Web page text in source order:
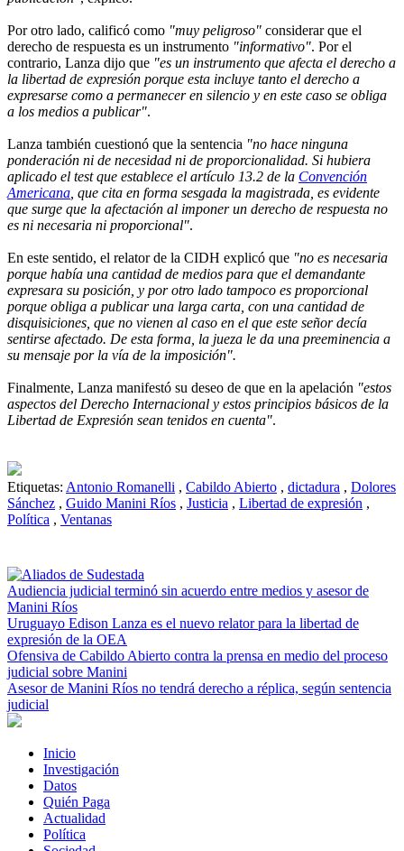
Por otro lado, calificó como "muy peligroso" considerar que el
derecho de respuesta es un instrumento "informativo". Por el
contrario, Lanza dijo que "es un instrumento que afecta el derecho a
la libertad de expresión porque esta incluye tanto el derecho a
expresarse como a permanecer en silencio y en este caso se obliga
a los medios a publicar".
Lanza también cuestionó que la sentencia "no hace ninguna
ponderación ni de necesidad ni de proporcionalidad. Si hubiera
aplicado el test que establece el artículo 13.2 de la Convención
Americana , que cita en forma sesgada la magistrada, es evidente
que surge que la afectación al imponer un derecho de respuesta no
es ni necesaria ni proporcional".
En este sentido, el relator de la CIDH explicó que "no es necesaria
porque había una cantidad de medios para que el demandante
expresara su posición, y por otro lado tampoco es proporcional
porque obliga a publicar una larga carta, con una cantidad de
disquisiciones, que no vienen al caso en el que este señor decía
sentirse afectado. De esta forma, la jueza le da una preeminencia a
su mensaje por la vía de la imposición".
Finalmente, Lanza manifestó su deseo de que en la apelación "estos
aspectos del Derecho Internacional y estos principios básicos de la
Libertad de Expresión sean tenidos en cuenta".
Etiquetas: Antonio Romanelli , Cabildo Abierto , dictadura , Dolores
Sánchez , Guido Manini Ríos , Justicia , Libertad de expresión ,
Política , Ventanas
Audiencia judicial terminó sin acuerdo entre medios y asesor de
Manini Ríos
Uruguayo Edison Lanza es el nuevo relator para la libertad de
expresión de la OEA
Ofensiva de Cabildo Abierto contra la prensa en medio del proceso
judicial sobre Manini
Asesor de Manini Ríos no tendrá derecho a réplica, según sentencia
judicial
Inicio
Investigación
Datos
Quién Paga
Actualidad
Política